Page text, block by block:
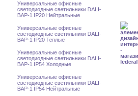
Универсальные офисные
светодиодные светильники DALI-
BAP-1 IP20 Нейтральные
Универсальные офисные
светодиодные светильники DALI-
BAP-1 IP20 Теплые
Универсальные офисные
светодиодные светильники DALI-
BAP-1 IP54 Холодные
Универсальные офисные
светодиодные светильники DALI-
BAP-1 IP54 Нейтральные